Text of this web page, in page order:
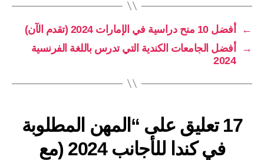
)
←
أفضل 10 منح دراسية في الإمارات 2024 (تقدم الآن)
→
أفضل الجامعات الكندية التي تدرس باللغة الفرنسية
2024
17 تعليق على “المهن المطلوبة
في كندا للأجانب 2024 (مع